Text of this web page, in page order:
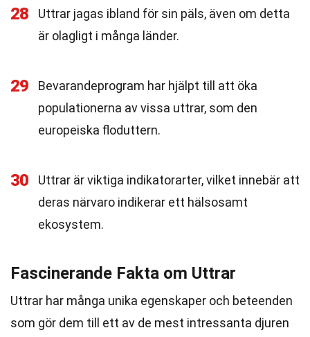
28
Uttrar jagas ibland för sin päls, även om detta
är olagligt i många länder.
29
Bevarandeprogram har hjälpt till att öka
populationerna av vissa uttrar, som den
europeiska floduttern.
30
Uttrar är viktiga indikatorarter, vilket innebär att
deras närvaro indikerar ett hälsosamt
ekosystem.
Fascinerande Fakta om Uttrar
Uttrar har många unika egenskaper och beteenden
som gör dem till ett av de mest intressanta djuren